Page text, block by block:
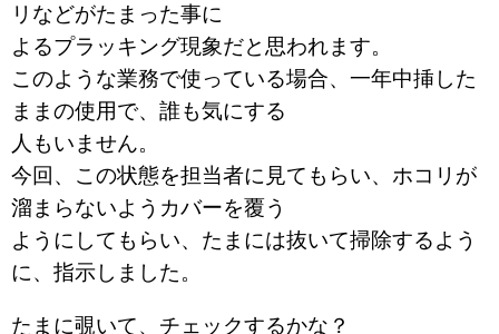
リなどがたまった事に
よるプラッキング現象だと思われます。
このような業務で使っている場合、一年中挿した
ままの使用で、誰も気にする
人もいません。
今回、この状態を担当者に見てもらい、ホコリが
溜まらないようカバーを覆う
ようにしてもらい、たまには抜いて掃除するよう
に、指示しました。
たまに覗いて、チェックするかな？